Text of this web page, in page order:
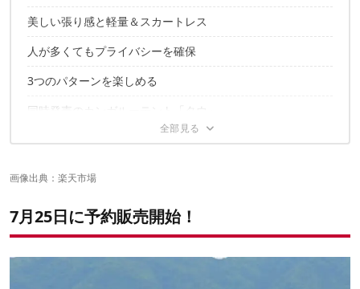
美しい張り感と軽量＆スカートレス
人が多くてもプライバシーを確保
3つのパターンを楽しめる
同時発売のカンガルーテント「タウ」
立ち姿が美しいゼーレ
画像出典： 楽天市場
7月25日に予約販売開始！